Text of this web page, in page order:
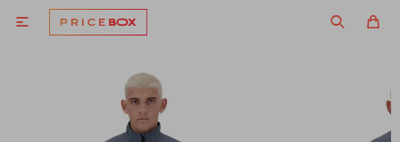
